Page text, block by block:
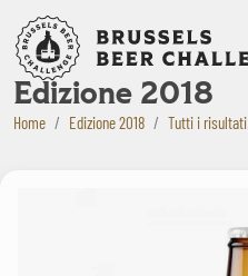
Edizione 2018
Home Edizione 2018 Tutti i risultati